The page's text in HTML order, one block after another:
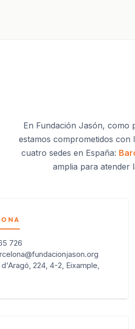
En Fundación Jasón, como
estamos comprometidos con
cuatro sedes en España:
amplia para atender
726
224, 4-2, Eixample,